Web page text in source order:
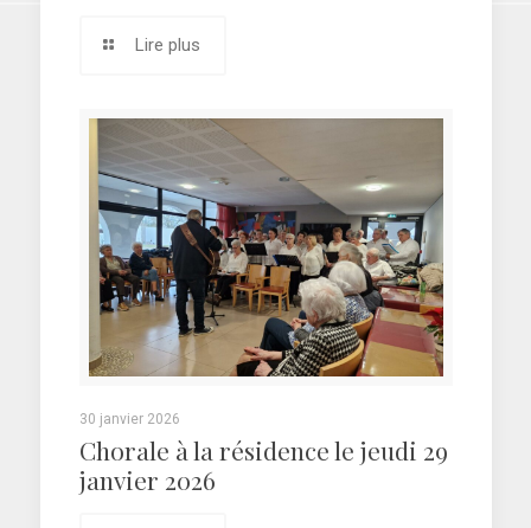
Lire plus
30 janvier 2026
Chorale à la résidence le jeudi 29
janvier 2026